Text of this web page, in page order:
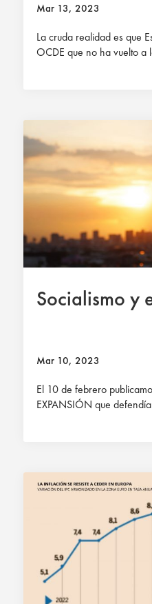
Mar 13, 2023
La cruda realidad es que
OCDE que no ha vuelto a
Socialismo y
Mar 10, 2023
El 10 de febrero
EXPANSIÓN que